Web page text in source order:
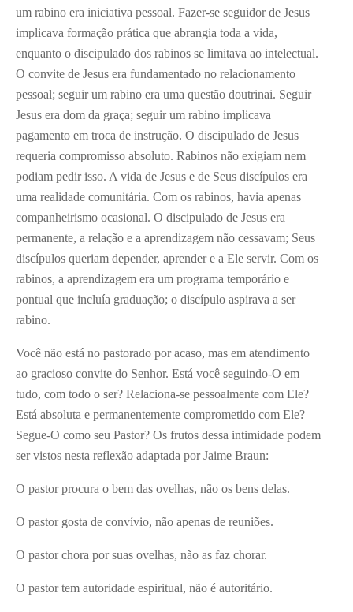
um rabino era iniciativa pessoal. Fazer-se seguidor de Jesus
implicava formação prática que abrangia toda a vida,
enquanto o discipulado dos rabinos se limitava ao intelectual.
O convite de Jesus era fundamentado no relacionamento
pessoal; seguir um rabino era uma questão doutrinai. Seguir
Jesus era dom da graça; seguir um rabino implicava
pagamento em troca de instrução. O discipulado de Jesus
requeria compromisso absoluto. Rabinos não exigiam nem
podiam pedir isso. A vida de Jesus e de Seus discípulos era
uma realidade comunitária. Com os rabinos, havia apenas
companheirismo ocasional. O discipulado de Jesus era
permanente, a relação e a aprendizagem não cessavam; Seus
discípulos queriam depender, aprender e a Ele servir. Com os
rabinos, a aprendizagem era um programa temporário e
pontual que incluía graduação; o discípulo aspirava a ser
rabino.
Você não está no pastorado por acaso, mas em atendimento
ao gracioso convite do Senhor. Está você seguindo-O em
tudo, com todo o ser? Relaciona-se pessoalmente com Ele?
Está absoluta e permanentemente comprometido com Ele?
Segue-O como seu Pastor? Os frutos dessa intimidade podem
ser vistos nesta reflexão adaptada por Jaime Braun:
O pastor procura o bem das ovelhas, não os bens delas.
O pastor gosta de convívio, não apenas de reuniões.
O pastor chora por suas ovelhas, não as faz chorar.
O pastor tem autoridade espiritual, não é autoritário.